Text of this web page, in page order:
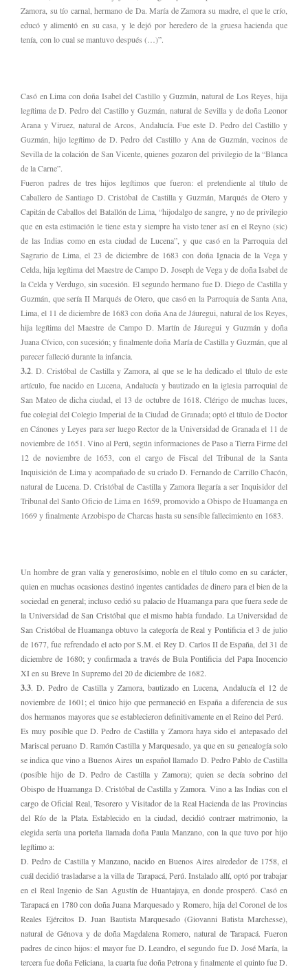
Zamora, su tío carnal, hermano de Da. María de Zamora su madre, el que le crío,
educó y alimentó en su casa, y le dejó por heredero de la gruesa hacienda que
tenía, con lo cual se mantuvo después (…)”.
Casó en Lima con doña Isabel del Castillo y Guzmán, natural de Los Reyes, hija
legítima de D. Pedro del Castillo y Guzmán, natural de Sevilla y de doña Leonor
Arana y Viruez, natural de Arcos, Andalucía. Fue este D. Pedro del Castillo y
Guzmán, hijo legítimo de D. Pedro del Castillo y Ana de Guzmán, vecinos de
Sevilla de la colación de San Vicente, quienes gozaron del privilegio de la “Blanca
de la Carne”.
Fueron padres de tres hijos legítimos que fueron: el pretendiente al título de
Caballero de Santiago D. Cristóbal de Castilla y Guzmán, Marqués de Otero y
Capitán de Caballos del Batallón de Lima, “hijodalgo de sangre, y no de privilegio
que en esta estimación le tiene esta y siempre ha visto tener así en el Reyno (sic)
de las Indias como en esta ciudad de Lucena”, y que casó en la Parroquia del
Sagrario de Lima, el 23 de diciembre de 1683 con doña Ignacia de la Vega y
Celda, hija legítima del Maestre de Campo D. Joseph de Vega y de doña Isabel de
la Celda y Verdugo, sin sucesión. El segundo hermano fue D. Diego de Castilla y
Guzmán, que sería II Marqués de Otero, que casó en la Parroquia de Santa Ana,
Lima, el 11 de diciembre de 1683 con doña Ana de Jáuregui, natural de los Reyes,
hija legítima del Maestre de Campo D. Martín de Jáuregui y Guzmán y doña
Juana Cívico, con sucesión; y finalmente doña María de Castilla y Guzmán, que al
parecer falleció durante la infancia.
3.2. D. Cristóbal de Castilla y Zamora, al que se le ha dedicado el título de este
artículo, fue nacido en Lucena, Andalucía y bautizado en la iglesia parroquial de
San Mateo de dicha ciudad, el 13 de octubre de 1618. Clérigo de muchas luces,
fue colegial del Colegio Imperial de la Ciudad de Granada; optó el título de Doctor
en Cánones y Leyes para ser luego Rector de la Universidad de Granada el 11 de
noviembre de 1651. Vino al Perú, según informaciones de Paso a Tierra Firme del
12 de noviembre de 1653, con el cargo de Fiscal del Tribunal de la Santa
Inquisición de Lima y acompañado de su criado D. Fernando de Carrillo Chacón,
natural de Lucena. D. Cristóbal de Castilla y Zamora llegaría a ser Inquisidor del
Tribunal del Santo Oficio de Lima en 1659, promovido a Obispo de Huamanga en
1669 y finalmente Arzobispo de Charcas hasta su sensible fallecimiento en 1683.
Un hombre de gran valía y generosísimo, noble en el título como en su carácter,
quien en muchas ocasiones destinó ingentes cantidades de dinero para el bien de la
sociedad en general; incluso cedió su palacio de Huamanga para que fuera sede de
la Universidad de San Cristóbal que el mismo había fundado. La Universidad de
San Cristóbal de Huamanga obtuvo la categoría de Real y Pontificia el 3 de julio
de 1677, fue refrendado el acto por S.M. el Rey D. Carlos II de España, del 31 de
diciembre de 1680; y confirmada a través de Bula Pontificia del Papa Inocencio
XI en su Breve In Supremo del 20 de diciembre de 1682.
3.3. D. Pedro de Castilla y Zamora, bautizado en Lucena, Andalucía el 12 de
noviembre de 1601; el único hijo que permaneció en España a diferencia de sus
dos hermanos mayores que se establecieron definitivamente en el Reino del Perú.
Es muy posible que D. Pedro de Castilla y Zamora haya sido el antepasado del
Mariscal peruano D. Ramón Castilla y Marquesado, ya que en su genealogía solo
se indica que vino a Buenos Aires un español llamado D. Pedro Pablo de Castilla
(posible hijo de D. Pedro de Castilla y Zamora); quien se decía sobrino del
Obispo de Huamanga D. Cristóbal de Castilla y Zamora. Vino a las Indias con el
cargo de Oficial Real, Tesorero y Visitador de la Real Hacienda de las Provincias
del Río de la Plata. Establecido en la ciudad, decidió contraer matrimonio, la
elegida sería una porteña llamada doña Paula Manzano, con la que tuvo por hijo
legítimo a:
D. Pedro de Castilla y Manzano, nacido en Buenos Aires alrededor de 1758, el
cuál decidió trasladarse a la villa de Tarapacá, Perú. Instalado allí, optó por trabajar
en el Real Ingenio de San Agustín de Huantajaya, en donde prosperó. Casó en
Tarapacá en 1780 con doña Juana Marquesado y Romero, hija del Coronel de los
Reales Ejércitos D. Juan Bautista Marquesado (Giovanni Batista Marchesse),
natural de Génova y de doña Magdalena Romero, natural de Tarapacá. Fueron
padres de cinco hijos: el mayor fue D. Leandro, el segundo fue D. José María, la
tercera fue doña Feliciana, la cuarta fue doña Petrona y finalmente el quinto fue D.